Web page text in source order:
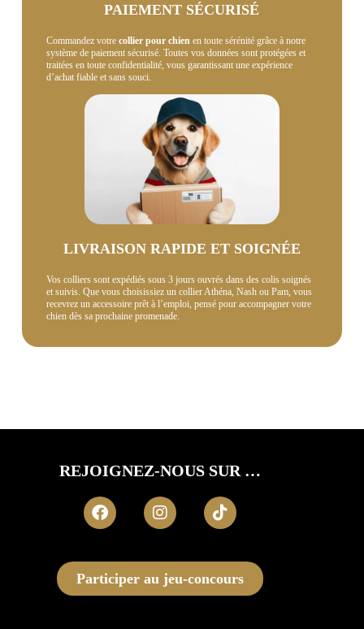
PAIEMENT SÉCURISÉ
Commandez votre collier pour chienen toute sérénité grâce à notre
système de paiement sécurisé. Toutes vos données sont protégées et
traitées en toute confidentialité, vous garantissant une expérience
d’achat fiable et sans souci.
LIVRAISON RAPIDE ET SOIGNÉE
Vos colliers sont expédiés sous 3 jours ouvrés dans des colis soignés
et suivis. Que vous choisissiez un collier Athéna, Nash ou Pam, vous
recevrez un accessoire prêt à l’emploi, pensé pour accompagner votre
chien dès sa prochaine promenade.
REJOIGNEZ-NOUS SUR …
Participer au jeu-concours